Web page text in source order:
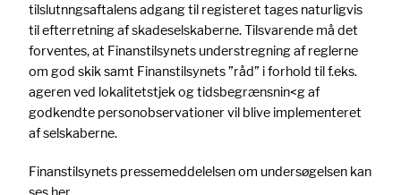
tilslutnngsaftalens adgang til registeret tages naturligvis
til efterretning af skadeselskaberne. Tilsvarende må det
forventes, at Finanstilsynets understregning af reglerne
om god skik samt Finanstilsynets ”råd” i forhold til f.eks.
ageren ved lokalitetstjek og tidsbegrænsnin<g af
godkendte personobservationer vil blive implementeret
af selskaberne.
Finanstilsynets pressemeddelelsen om undersøgelsen kan
ses her.